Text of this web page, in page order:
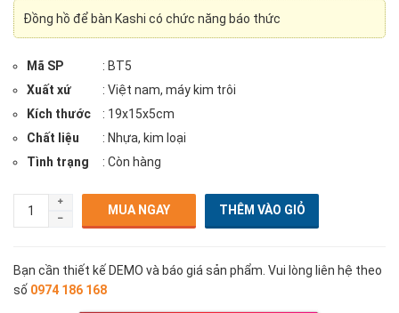
Đồng hồ để bàn Kashi có chức năng báo thức
Mã SP
: BT5
Xuất xứ
: Việt nam, máy kim trôi
Kích thước
: 19x15x5cm
Chất liệu
: Nhựa, kim loại
Tình trạng
: Còn hàng
MUA NGAY
Bạn cần thiết kế DEMO và báo giá sản phẩm. Vui lòng liên hệ theo
số 0974 186 168